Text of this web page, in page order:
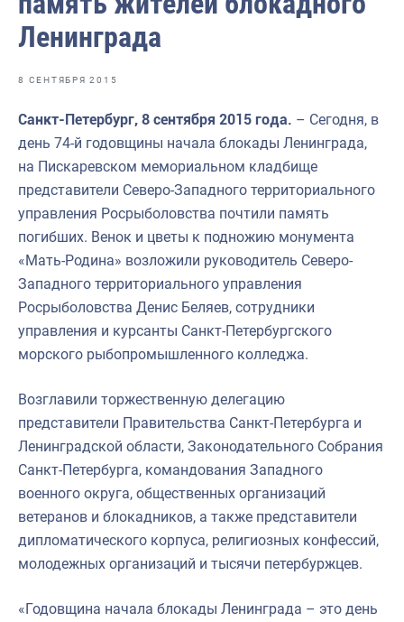
Отраслевые СМИ
Выставки и конференции
Научно-практическая литература
Рыбоохрана России
Отрасль в цифрах
Инфографика
Большая африканская экспедиция
Укрепление духовно-нравственных ценностей
События в России и мире
Ленинграда
8 СЕНТЯБРЯ 2015
Санкт-Петербург, 8 сентября 2015 года. – Сегодня, в
день 74-й годовщины начала блокады Ленинграда,
на Пискаревском мемориальном кладбище
представители Северо-Западного территориального
управления Росрыболовства почтили память
погибших. Венок и цветы к подножию монумента
«Мать-Родина» возложили руководитель Северо-
Западного территориального управления
Росрыболовства Денис Беляев, сотрудники
управления и курсанты Санкт-Петербургского
морского рыбопромышленного колледжа.
Возглавили торжественную делегацию
представители Правительства Санкт-Петербурга и
Ленинградской области, Законодательного Собрания
Санкт-Петербурга, командования Западного
военного округа, общественных организаций
ветеранов и блокадников, а также представители
дипломатического корпуса, религиозных конфессий,
молодежных организаций и тысячи петербуржцев.
«Годовщина начала блокады Ленинграда – это день